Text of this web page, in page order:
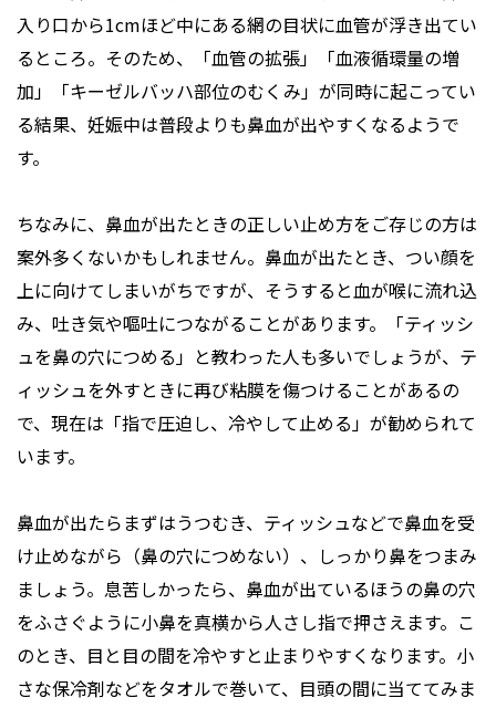
入り口から1cmほど中にある網の目状に血管が浮き出てい
るところ。そのため、「血管の拡張」「血液循環量の増
加」「キーゼルバッハ部位のむくみ」が同時に起こってい
る結果、妊娠中は普段よりも鼻血が出やすくなるようで
す。
ちなみに、鼻血が出たときの正しい止め方をご存じの方は
案外多くないかもしれません。鼻血が出たとき、つい顔を
上に向けてしまいがちですが、そうすると血が喉に流れ込
み、吐き気や嘔吐につながることがあります。「ティッシ
ュを鼻の穴につめる」と教わった人も多いでしょうが、テ
ィッシュを外すときに再び粘膜を傷つけることがあるの
で、現在は「指で圧迫し、冷やして止める」が勧められて
います。
鼻血が出たらまずはうつむき、ティッシュなどで鼻血を受
け止めながら（鼻の穴につめない）、しっかり鼻をつまみ
ましょう。息苦しかったら、鼻血が出ているほうの鼻の穴
をふさぐように小鼻を真横から人さし指で押さえます。こ
のとき、目と目の間を冷やすと止まりやすくなります。小
さな保冷剤などをタオルで巻いて、目頭の間に当ててみま